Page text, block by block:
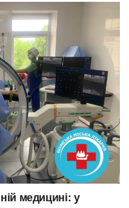
медицині: у